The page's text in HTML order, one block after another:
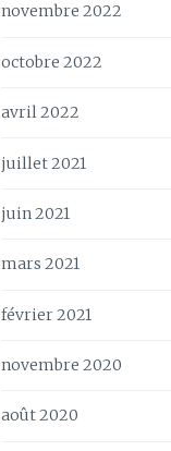
novembre 2022
octobre 2022
avril 2022
juillet 2021
juin 2021
mars 2021
février 2021
novembre 2020
août 2020